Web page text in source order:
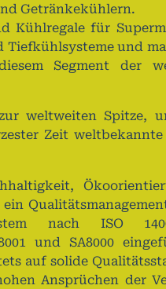
Getränkekühlern.
Kühlregale für
und
Segment der
weltweiten Spitze,
Zeit weltbekannte
nach ISO
und SA8000
auf solide
Ansprüchen der